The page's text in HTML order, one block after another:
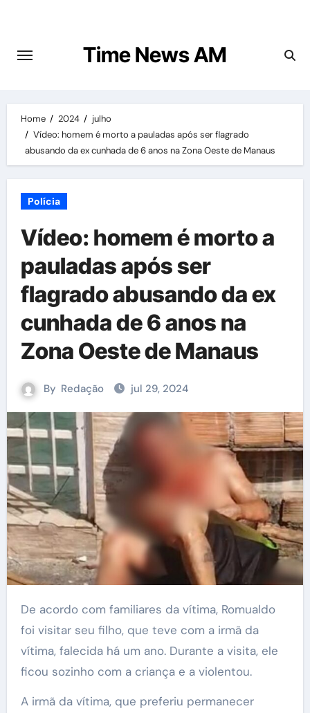
content
Time News AM
Home 2024
julho
Vídeo: homem é morto a pauladas após ser flagrado
abusando da ex cunhada de 6 anos na Zona Oeste de Manaus
Polícia
Vídeo: homem é morto a
pauladas após ser
flagrado abusando da ex
cunhada de 6 anos na
Zona Oeste de Manaus
By Redação jul 29, 2024
De acordo com familiares da vítima, Romualdo
foi visitar seu filho, que teve com a irmã da
vítima, falecida há um ano. Durante a visita, ele
ficou sozinho com a criança e a violentou.
A irmã da vítima, que preferiu permanecer